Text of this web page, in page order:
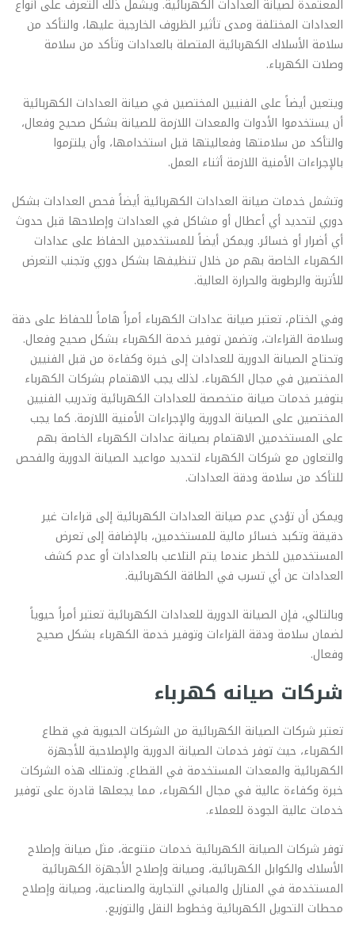
المعتمدة لصيانة العدادات الكهربائية. ويشمل ذلك التعرف على أنواع
العدادات المختلفة ومدى تأثير الظروف الخارجية عليها، والتأكد من
سلامة الأسلاك الكهربائية المتصلة بالعدادات وتأكد من سلامة
وصلات الكهرباء.
ويتعين أيضاً على الفنيين المختصين في صيانة العدادات الكهربائية
أن يستخدموا الأدوات والمعدات اللازمة للصيانة بشكل صحيح وفعال،
والتأكد من سلامتها وفعاليتها قبل استخدامها، وأن يلتزموا
بالإجراءات الأمنية اللازمة أثناء العمل.
وتشمل خدمات صيانة العدادات الكهربائية أيضاً فحص العدادات بشكل
دوري لتحديد أي أعطال أو مشاكل في العدادات وإصلاحها قبل حدوث
أي أضرار أو خسائر. ويمكن أيضاً للمستخدمين الحفاظ على عدادات
الكهرباء الخاصة بهم من خلال تنظيفها بشكل دوري وتجنب التعرض
للأتربة والرطوبة والحرارة العالية.
وفي الختام، تعتبر صيانة عدادات الكهرباء أمراً هاماً للحفاظ على دقة
وسلامة القراءات، وتضمن توفير خدمة الكهرباء بشكل صحيح وفعال.
وتحتاج الصيانة الدورية للعدادات إلى خبرة وكفاءة من قبل الفنيين
المختصين في مجال الكهرباء. لذلك يجب الاهتمام بشركات الكهرباء
بتوفير خدمات صيانة متخصصة للعدادات الكهربائية وتدريب الفنيين
المختصين على الصيانة الدورية والإجراءات الأمنية اللازمة. كما يجب
على المستخدمين الاهتمام بصيانة عدادات الكهرباء الخاصة بهم
والتعاون مع شركات الكهرباء لتحديد مواعيد الصيانة الدورية والفحص
للتأكد من سلامة ودقة العدادات.
ويمكن أن تؤدي عدم صيانة العدادات الكهربائية إلى قراءات غير
دقيقة وتكبد خسائر مالية للمستخدمين، بالإضافة إلى تعرض
المستخدمين للخطر عندما يتم التلاعب بالعدادات أو عدم كشف
العدادات عن أي تسرب في الطاقة الكهربائية.
وبالتالي، فإن الصيانة الدورية للعدادات الكهربائية تعتبر أمراً حيوياً
لضمان سلامة ودقة القراءات وتوفير خدمة الكهرباء بشكل صحيح
وفعال.
شركات صيانه كهرباء
تعتبر شركات الصيانة الكهربائية من الشركات الحيوية في قطاع
الكهرباء، حيث توفر خدمات الصيانة الدورية والإصلاحية للأجهزة
الكهربائية والمعدات المستخدمة في القطاع. وتمتلك هذه الشركات
خبرة وكفاءة عالية في مجال الكهرباء، مما يجعلها قادرة على توفير
خدمات عالية الجودة للعملاء.
توفر شركات الصيانة الكهربائية خدمات متنوعة، مثل صيانة وإصلاح
الأسلاك والكوابل الكهربائية، وصيانة وإصلاح الأجهزة الكهربائية
المستخدمة في المنازل والمباني التجارية والصناعية، وصيانة وإصلاح
محطات التحويل الكهربائية وخطوط النقل والتوزيع.